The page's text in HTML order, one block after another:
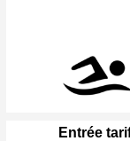
Entrée